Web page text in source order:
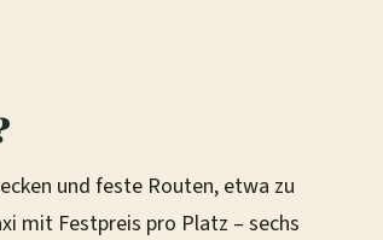
und feste Routen, etwa zu
mit Festpreis pro Platz – sechs